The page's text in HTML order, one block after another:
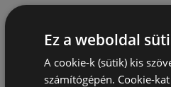
Ez a weboldal
A cookie-k (sütik) kis
számítógépén. Cookie-